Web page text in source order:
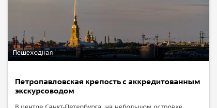
Пешеходная
Петропавловская крепость с аккредитованным
экскурсоводом